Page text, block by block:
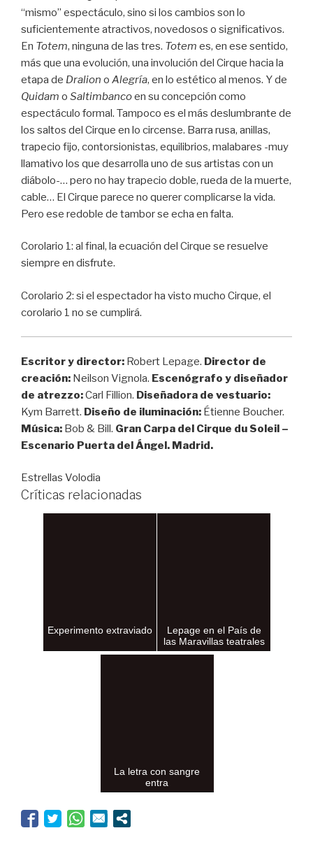
“mismo” espectáculo, sino si los cambios son lo
suficientemente atractivos, novedosos o significativos.
En Totem, ninguna de las tres. Totem es, en ese sentido,
más que una evolución, una involución del Cirque hacia la
etapa de Dralion o Alegría, en lo estético al menos. Y de
Quidam o Saltimbancoen su concepción como
espectáculo formal. Tampoco es el más deslumbrante de
los saltos del Cirque en lo circense. Barra rusa, anillas,
trapecio fijo, contorsionistas, equilibrios, malabares -muy
llamativo los que desarrolla uno de sus artistas con un
diábolo-… pero no hay trapecio doble, rueda de la muerte,
cable… El Cirque parece no querer complicarse la vida.
Pero ese redoble de tambor se echa en falta.
Corolario 1: al final, la ecuación del Cirque se resuelve
siempre en disfrute.
Corolario 2: si el espectador ha visto mucho Cirque, el
corolario 1 no se cumplirá.
Escritor y director: Robert Lepage. Director de
creación: Neilson Vignola. Escenógrafo y diseñador
de atrezzo:Carl Fillion. Diseñadora de vestuario:
Kym Barrett. Diseño de iluminación: Étienne Boucher.
Música: Bob & Bill. Gran Carpa del Cirque du Soleil –
Escenario Puerta del Ángel. Madrid.
Estrellas Volodia
Críticas relacionadas
Experimento extraviado
Lepage en el País de
las Maravillas teatrales
La letra con sangre
entra